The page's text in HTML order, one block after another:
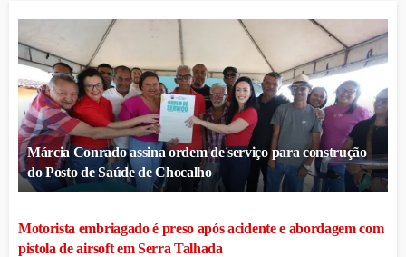
Márcia Conrado assina ordem de serviço para construção
do Posto de Saúde de Chocalho
Motorista embriagado é preso após acidente e abordagem com
pistola de airsoft em Serra Talhada